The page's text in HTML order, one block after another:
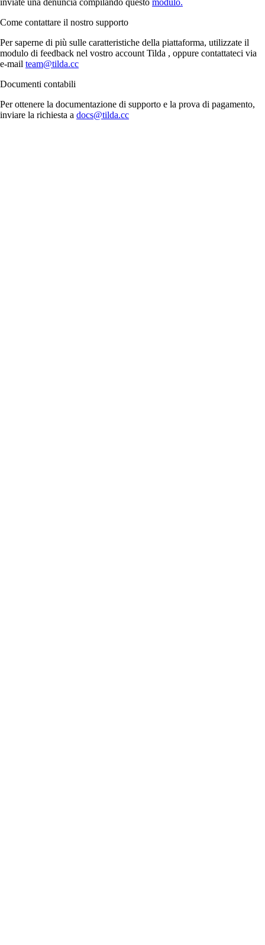
inviate una denuncia compilando questo modulo.
Come contattare il nostro supporto
Per saperne di più sulle caratteristiche della piattaforma, utilizzate il
modulo di feedback nel vostro account Tilda , oppure contattateci via
e-mail team@tilda.cc
Documenti contabili
Per ottenere la documentazione di supporto e la prova di pagamento,
inviare la richiesta a docs@tilda.cc